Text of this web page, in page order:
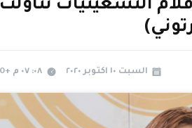
التسعينيات تناولت
السبت ١٠ اكتوبر ٢٠٢٠ ٠٨: ٠٧ م +02:00 CEST